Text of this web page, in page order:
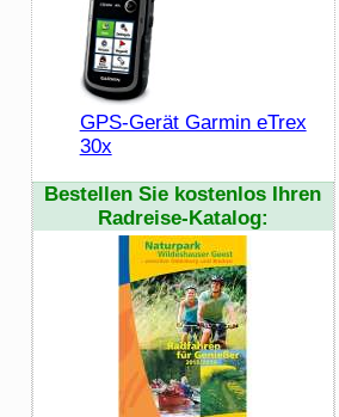
GPS-Gerät Garmin eTrex
30x
Bestellen Sie kostenlos Ihren
Radreise-Katalog: